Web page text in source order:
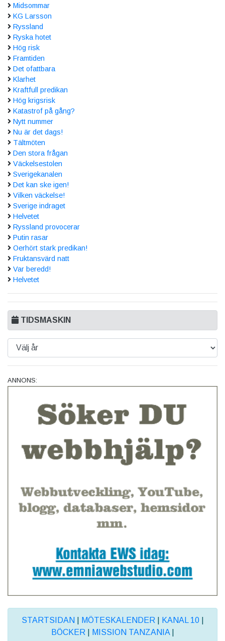
Midsommar
KG Larsson
Ryssland
Ryska hotet
Hög risk
Framtiden
Det ofattbara
Klarhet
Kraftfull predikan
Hög krigsrisk
Katastrof på gång?
Nytt nummer
Nu är det dags!
Tältmöten
Den stora frågan
Väckelsestolen
Sverigekanalen
Det kan ske igen!
Vilken väckelse!
Sverige indraget
Helvetet
Ryssland provocerar
Putin rasar
Oerhört stark predikan!
Fruktansvärd natt
Var beredd!
Helvetet
TIDSMASKIN
ANNONS:
STARTSIDAN MÖTESKALENDER| KANAL 10|
BÖCKER| MISSION TANZANIA|